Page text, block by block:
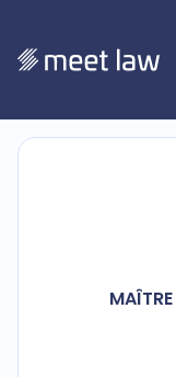
MAÎTRE